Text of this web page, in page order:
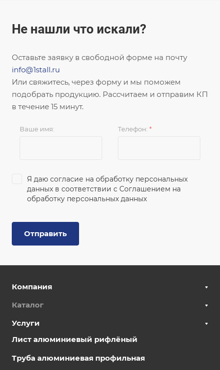
Не нашли что искали?
Оставьте заявку в свободной форме на почту
info@1stall.ru
Или свяжитесь, через форму и мы поможем
подобрать продукцию. Рассчитаем и отправим КП
в течение 15 минут.
Ваше имя: Телефон: *
Я даю согласие на обработку персональных
данных в соответствии с Соглашением на
обработку персональных данных
Отправить
Компания
Каталог
Услуги
Лист алюминиевый рифлёный
Труба алюминиевая профильная